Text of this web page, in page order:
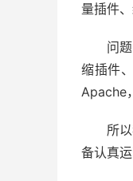
量插件
问
缩插件
Apache
所
备认真